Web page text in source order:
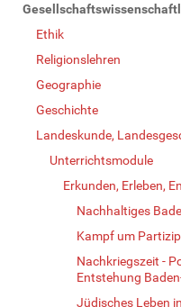
Ethik
Religionslehren
Geographie
Geschichte
Landeskunde,
Unterrichtsmodule
Erkunden, Erleben,
Nachhaltiges
Kampf um
Nachkriegszeit -
Entstehung
Jüdisches Leben